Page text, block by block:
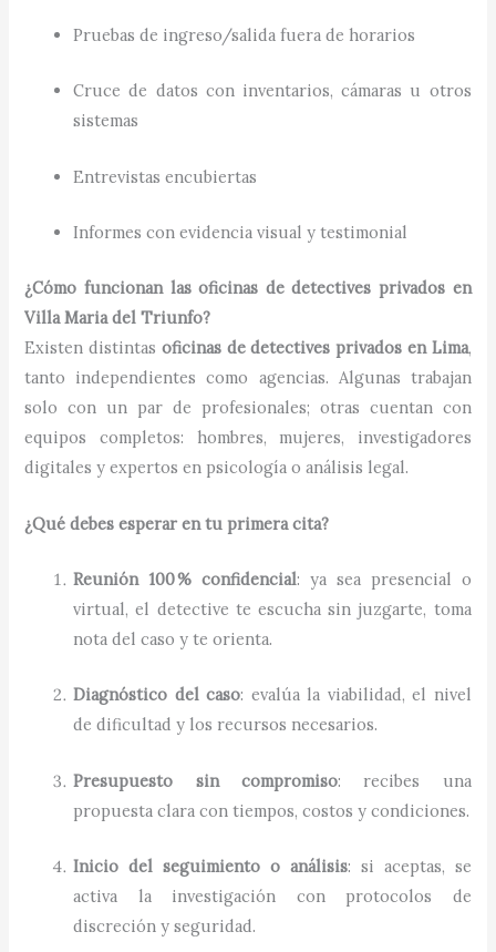
Pruebas de ingreso/salida fuera de horarios
Cruce de datos con inventarios, cámaras u otros
sistemas
Entrevistas encubiertas
Informes con evidencia visual y testimonial
¿Cómo funcionan las oficinas de detectives privados en
Villa Maria del Triunfo?
Existen distintas oficinas de detectives privados en Lima,
tanto independientes como agencias. Algunas trabajan
solo con un par de profesionales; otras cuentan con
equipos completos: hombres, mujeres, investigadores
digitales y expertos en psicología o análisis legal.
¿Qué debes esperar en tu primera cita?
Reunión 100 % confidencial: ya sea presencial o
virtual, el detective te escucha sin juzgarte, toma
nota del caso y te orienta.
Diagnóstico del caso: evalúa la viabilidad, el nivel
de dificultad y los recursos necesarios.
Presupuesto sin compromiso: recibes una
propuesta clara con tiempos, costos y condiciones.
Inicio del seguimiento o análisis: si aceptas, se
activa la investigación con protocolos de
discreción y seguridad.